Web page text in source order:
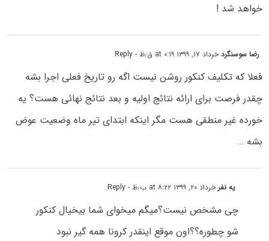
خواهد شد !
رضا سوسنگردخرداد ۱۷, ۱۳۹۹ at ۰:۱۹ ق٫ظ - Reply
فعلا که تکلیف کنکور روشن نیست اگه رو تاریخ فعلی اجرا بشه
چقدر فرصت برای ارائه نتائج اولیه و بعد نتائج نهائی هست؟ یه
خورده غیر منطقی هست مگر اینکه ابتدای تیر ماه وضعیت عوض
بشه …
یه نفر خرداد ۲۰, ۱۳۹۹ at ۸:۲۲ ب٫ظ - Reply
چی مشخص نیست؟میگم میخوای شما بیخیال کنکور
شو چطوره؟؟اون موقع اینقدر کرونا همه گیر نبود